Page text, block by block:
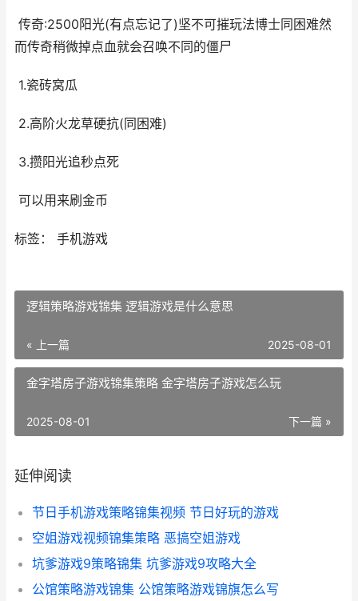
传奇:2500阳光(有点忘记了)坚不可摧玩法博士同困难然
而传奇稍微掉点血就会召唤不同的僵尸
1.瓷砖窝瓜
2.高阶火龙草硬抗(同困难)
3.攒阳光追秒点死
可以用来刷金币
标签： 手机游戏
逻辑策略游戏锦集 逻辑游戏是什么意思
« 上一篇 2025-08-01
金字塔房子游戏锦集策略 金字塔房子游戏怎么玩
下一篇 »
2025-08-01
延伸阅读
节日手机游戏策略锦集视频 节日好玩的游戏
空姐游戏视频锦集策略 恶搞空姐游戏
坑爹游戏9策略锦集 坑爹游戏9攻略大全
公馆策略游戏锦集 公馆策略游戏锦旗怎么写